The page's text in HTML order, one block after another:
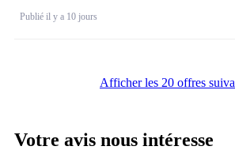
Publié il y a 10 jours
Afficher les 20 offres
Votre avis nous intéresse